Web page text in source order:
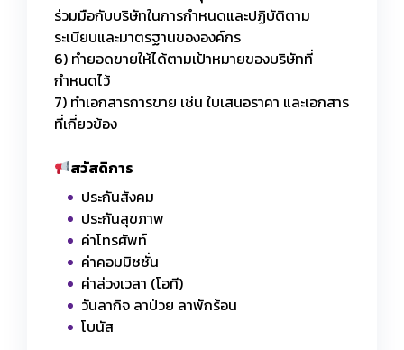
ร่วมมือกับบริษัทในการกำหนดและปฏิบัติตาม
ระเบียบและมาตรฐานขององค์กร
6) ทำยอดขายให้ได้ตามเป้าหมายของบริษัทที่
กำหนดไว้
7) ทำเอกสารการขาย เช่น ใบเสนอราคา และเอกสาร
ที่เกี่ยวข้อง
สวัสดิการ
ประกันสังคม
ประกันสุขภาพ
ค่าโทรศัพท์
ค่าคอมมิชชั่น
ค่าล่วงเวลา (โอที)
วันลากิจ ลาป่วย ลาพักร้อน
โบนัส